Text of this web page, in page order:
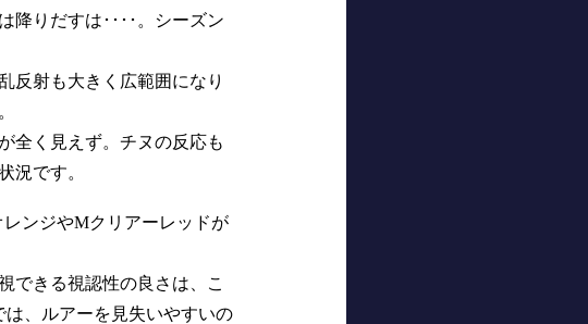
降りだすは････。シーズン
反射も大きく広範囲になり
全く見えず。チヌの反応も
況です。
ンジやMクリアーレッドが
できる視認性の良さは、こ
、ルアーを見失いやすいの